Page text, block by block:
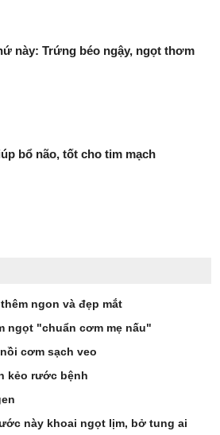
này: Trứng béo ngậy, ngọt thơm
bổ não, tốt cho tim mạch
ngon và đẹp mắt
ngọt "chuẩn cơm mẹ nấu"
cơm sạch veo
kẻo rước bệnh
này khoai ngọt lịm, bở tung ai